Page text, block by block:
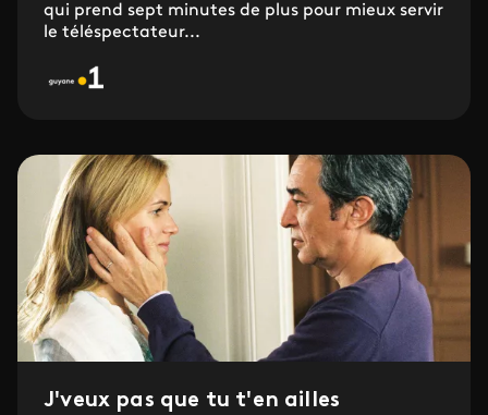
qui prend sept minutes de plus pour mieux servir
le téléspectateur...
J'veux pas que tu t'en ailles